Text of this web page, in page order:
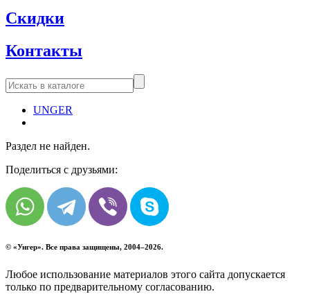
Скидки
Контакты
UNGER
Раздел не найден.
Поделиться с друзьями:
© «Унгер». Все права защищены, 2004–2026.
Любое использование материалов этого сайта допускается
только по предварительному согласованию.